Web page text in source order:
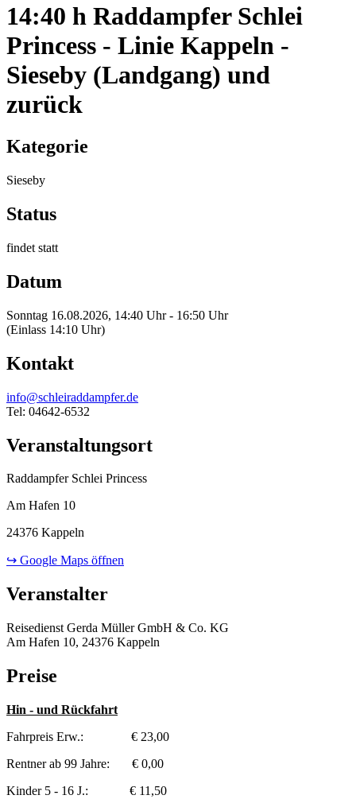
14:40 h Raddampfer Schlei
Princess - Linie Kappeln -
Sieseby (Landgang) und
zurück
Kategorie
Sieseby
Status
findet statt
Datum
Sonntag 16.08.2026, 14:40 Uhr - 16:50 Uhr
(Einlass 14:10 Uhr)
Kontakt
info@schleiraddampfer.de
Tel: 04642-6532
Veranstaltungsort
Raddampfer Schlei Princess
Am Hafen 10
24376 Kappeln
↪ Google Maps öffnen
Veranstalter
Reisedienst Gerda Müller GmbH & Co. KG
Am Hafen 10, 24376 Kappeln
Preise
Hin - und Rückfahrt
Fahrpreis Erw.: € 23,00
Rentner ab 99 Jahre: € 0,00
Kinder 5 - 16 J.: € 11,50